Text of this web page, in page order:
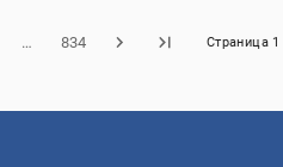
… 834 Страница 1